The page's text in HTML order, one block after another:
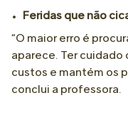
Feridas que não
“O maior erro é
aparece. Ter
custos e mantém os
conclui a professora.